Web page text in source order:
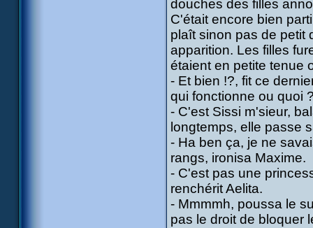
douches des filles
C'était encore bien
plaît sinon pas de petit
apparition. Les filles
étaient en petite tenue
- Et bien !?, fit ce
qui fonctionne ou quoi
- C'est Sissi m'sieur,
longtemps, elle passe
- Ha ben ça, je ne
rangs, ironisa Maxime.
- C'est pas une
renchérit Aelita.
- Mmmmh, poussa le
pas le droit de bloquer